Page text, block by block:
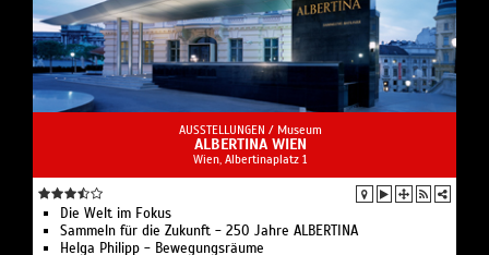
AUSSTELLUNGEN / Museum
ALBERTINA WIEN
Wien, Albertinaplatz 1
Die Welt im Fokus
Sammeln für die Zukunft - 250 Jahre ALBERTINA
Helga Philipp - Bewegungsräume